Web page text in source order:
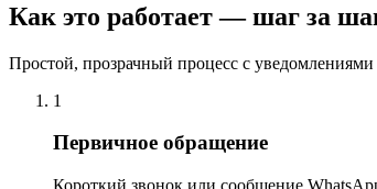
Как это работает — шаг за
Простой, прозрачный процесс с
1
Первичное обращение